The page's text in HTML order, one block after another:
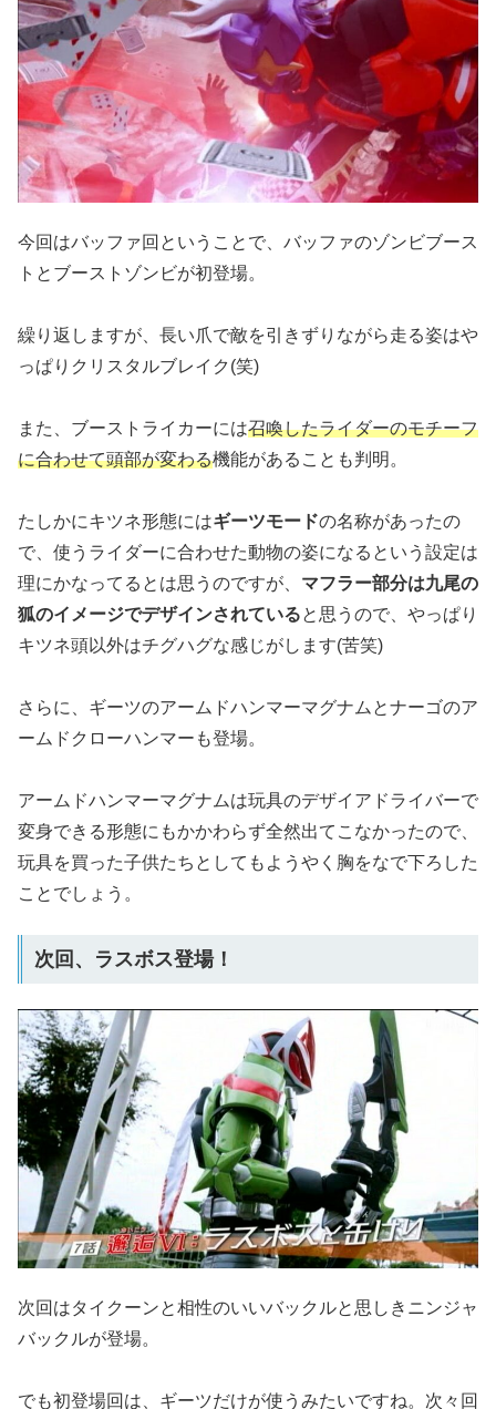
今回はバッファ回ということで、バッファのゾンビブース
トとブーストゾンビが初登場。
繰り返しますが、長い爪で敵を引きずりながら走る姿はや
っぱりクリスタルブレイク(笑)
また、ブーストライカーには召喚したライダーのモチーフ
に合わせて頭部が変わる機能があることも判明。
たしかにキツネ形態にはギーツモードの名称があったの
で、使うライダーに合わせた動物の姿になるという設定は
理にかなってるとは思うのですが、 マフラー部分は九尾の
狐のイメージでデザインされていると思うので、やっぱり
キツネ頭以外はチグハグな感じがします(苦笑)
さらに、ギーツのアームドハンマーマグナムとナーゴのア
ームドクローハンマーも登場。
アームドハンマーマグナムは玩具のデザイアドライバーで
変身できる形態にもかかわらず全然出てこなかったので、
玩具を買った子供たちとしてもようやく胸をなで下ろした
ことでしょう。
次回、ラスボス登場！
次回はタイクーンと相性のいいバックルと思しきニンジャ
バックルが登場。
でも初登場回は、ギーツだけが使うみたいですね。次々回